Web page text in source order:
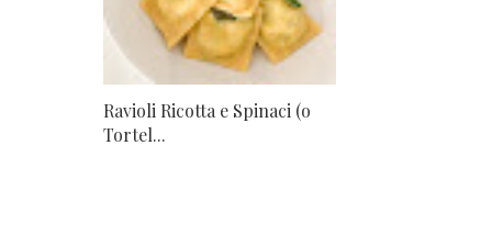
Ravioli Ricotta e Spinaci (o
Tortel...